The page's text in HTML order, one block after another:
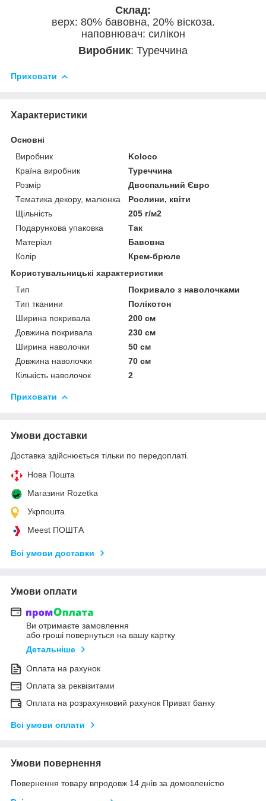
Склад:
верх: 80% бавовна, 20% віскоза.
наповнювач: силікон
Виробник: Туреччина
Приховати
Характеристики
Основні
Виробник
Koloco
Країна виробник
Туреччина
Розмір
Двоспальний Євро
Тематика декору, малюнка
Рослини, квіти
Щільність
205 г/м2
Подарункова упаковка
Так
Матеріал
Бавовна
Колір
Крем-брюле
Користувальницькі характеристики
Тип
Покривало з наволочками
Тип тканини
Полікотон
Ширина покривала
200 см
Довжина покривала
230 см
Ширина наволочки
50 см
Довжина наволочки
70 см
Кількість наволочок
2
Приховати
Умови доставки
Доставка здійснюється тільки по передоплаті.
Нова Пошта
Магазини Rozetka
Укрпошта
Meest ПОШТА
Всі умови доставки
Умови оплати
Ви отримаєте замовлення
або гроші повернуться на вашу картку
Детальніше
Оплата на рахунок
Оплата за реквізитами
Оплата на розрахунковий рахунок Приват банку
Всі умови оплати
Умови повернення
Повернення товару впродовж 14 днів за домовленістю